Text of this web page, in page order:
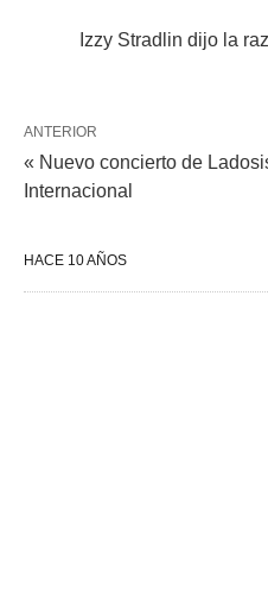
Izzy Stradlin dijo la
ANTERIOR
« Nuevo concierto de
Internacional
HACE 10 AÑOS